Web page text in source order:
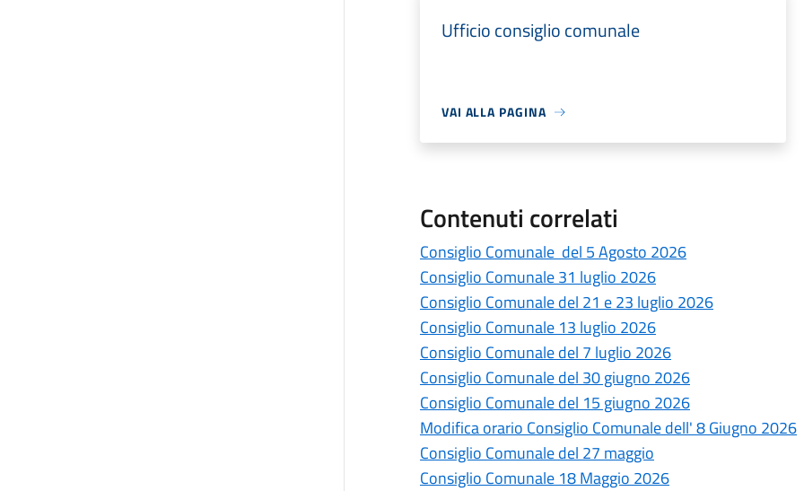
Ufficio consiglio comunale
VAI ALLA PAGINA
Contenuti correlati
Consiglio Comunale del 5 Agosto 2026
Consiglio Comunale 31 luglio 2026
Consiglio Comunale del 21 e 23 luglio 2026
Consiglio Comunale 13 luglio 2026
Consiglio Comunale del 7 luglio 2026
Consiglio Comunale del 30 giugno 2026
Consiglio Comunale del 15 giugno 2026
Modifica orario Consiglio Comunale dell' 8 Giugno 2026
Consiglio Comunale del 27 maggio
Consiglio Comunale 18 Maggio 2026